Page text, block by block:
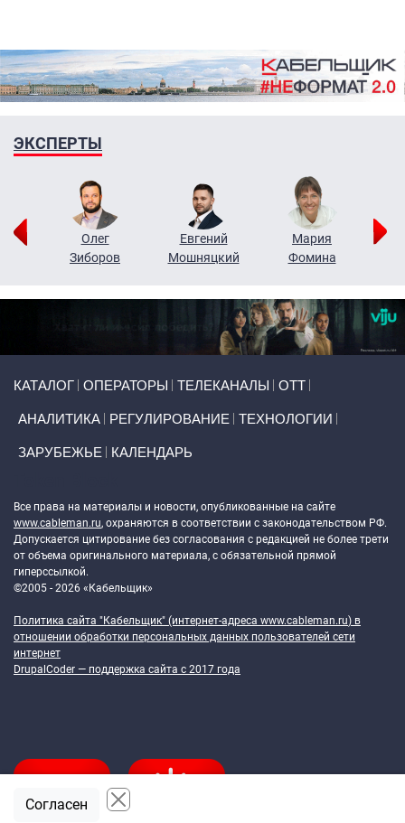
ЭКСПЕРТЫ
Олег
Зиборов
Евгений
Мошняцкий
Мария
Фомина
КАТАЛОГ ОПЕРАТОРЫ ТЕЛЕКАНАЛЫ ОТТ
АНАЛИТИКА РЕГУЛИРОВАНИЕ ТЕХНОЛОГИИ
ЗАРУБЕЖЬЕ КАЛЕНДАРЬ
Все права на материалы и новости, опубликованные на сайте
www.cableman.ru, охраняются в соответствии с законодательством РФ.
Допускается цитирование без согласования с редакцией не более трети
от объема оригинального материала, с обязательной прямой
гиперссылкой.
©2005 - 2026 «Кабельщик»
Политика сайта "Кабельщик" (интернет-адреса www.cableman.ru) в
отношении обработки персональных данных пользователей сети
интернет
DrupalCoder — поддержка сайта c 2017 года
Согласен